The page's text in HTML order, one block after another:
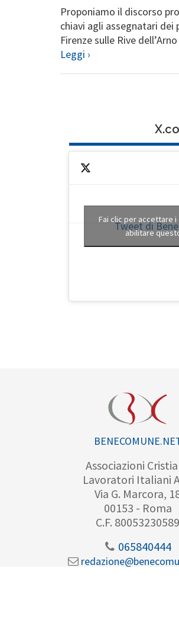
Proponiamo il discorso
chiavi agli assegnatari
Firenze sulle Rive dell’Arno
Leggi ›
Tweet di
Fai clic per accettare
abilitare
Associazioni
Lavoratori Italiani
Via G. Marcora,
00153 - Roma
C.F. 80053230589
065840444